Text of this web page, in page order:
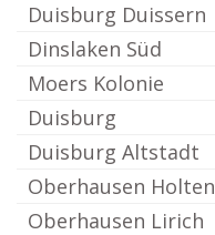
Duisburg Duissern
Dinslaken Süd
Moers Kolonie
Duisburg
Duisburg Altstadt
Oberhausen Holten
Oberhausen Lirich